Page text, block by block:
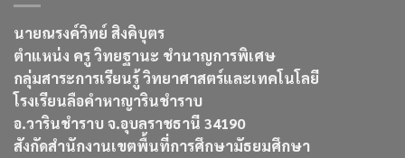
นายณรงค์วิทย์ สิงคิบุตร
ตำแหน่ง ครู วิทยฐานะ ชำนาญการพิเศษ
กลุ่มสาระการเรียนรู้ วิทยาศาสตร์และเทคโนโลยี
โรงเรียนลือคำหาญารินชำราบ
อ.วารินชำราบ จ.อุบลราชธานี 34190
สังกัดสำนักงานเขตพื้นที่การศึกษามัธยมศึกษา